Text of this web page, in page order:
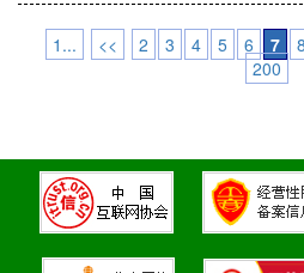
1... << 2 3 4 5 6 7 8
200